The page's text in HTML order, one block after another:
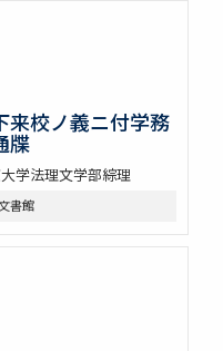
来校ノ義ニ付学務
牒
学法理文学部綜理
書館